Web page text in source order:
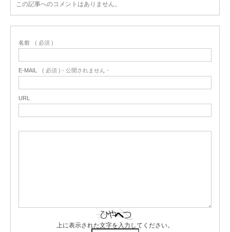
この記事へのコメントはありません。
名前 ( 必須 )
E-MAIL ( 必須 ) - 公開されません -
URL
上に表示された文字を入力してください。